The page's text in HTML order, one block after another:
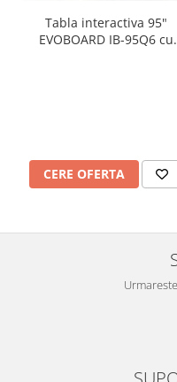
Tabla interactiva 95"
EVOBOARD IB-95Q6 cu
CERE OFERTA